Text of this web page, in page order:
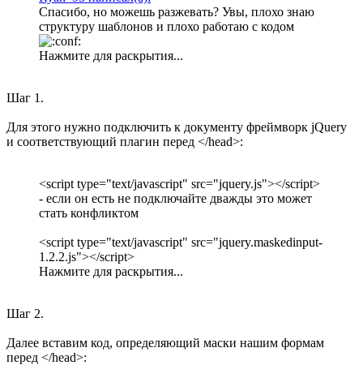
Спасибо, но можешь разжевать? Увы, плохо знаю
структуру шаблонов и плохо работаю с кодом
Нажмите для раскрытия...
Шаг 1.
Для этого нужно подключить к документу фреймворк jQuery
и соответствующий плагин перед </head>:
<script type="text/javascript" src="jquery.js"></script>
- если он есть не подключайте дважды это может
стать конфликтом
<script type="text/javascript" src="jquery.maskedinput-
1.2.2.js"></script>
Нажмите для раскрытия...
Шаг 2.
Далее вставим код, определяющий маски нашим формам
перед </head>: